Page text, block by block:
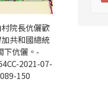
院長伉儷歡
共和國總統
下伉儷。-
2021-07-
150